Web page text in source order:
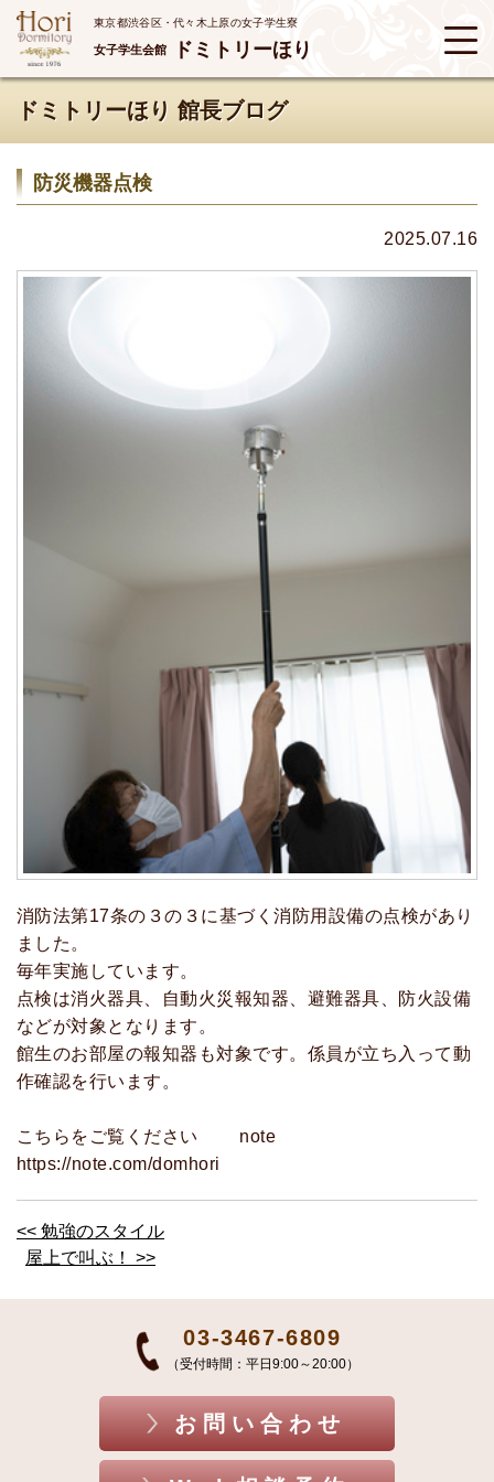
東京都渋谷区・代々木上原の女子学生寮
女子学生会館 ドミトリーほり
ドミトリーほり 館長ブログ
防災機器点検
2025.07.16
消防法第17条の３の３に基づく消防用設備の点検があり
ました。
毎年実施しています。
点検は消火器具、自動火災報知器、避難器具、防火設備
などが対象となります。
館生のお部屋の報知器も対象です。係員が立ち入って動
作確認を行います。
こちらをご覧ください note
https://note.com/domhori
<< 勉強のスタイル
屋上で叫ぶ！ >>
03-3467-6809
（受付時間：平日9:00～20:00）
お問い合わせ